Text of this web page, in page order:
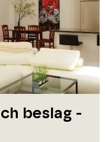
beslag -